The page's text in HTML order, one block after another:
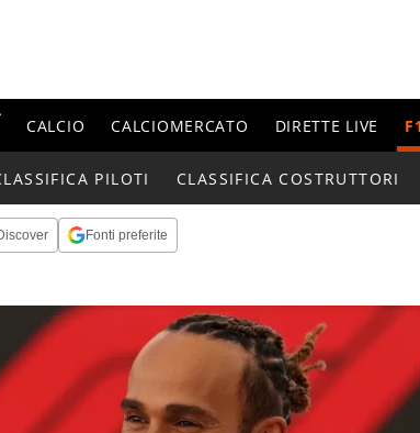
CALCIO CALCIOMERCATO DIRETTE LIVE F1
PILOTI CLASSIFICA COSTRUTTORI
Fonti preferite